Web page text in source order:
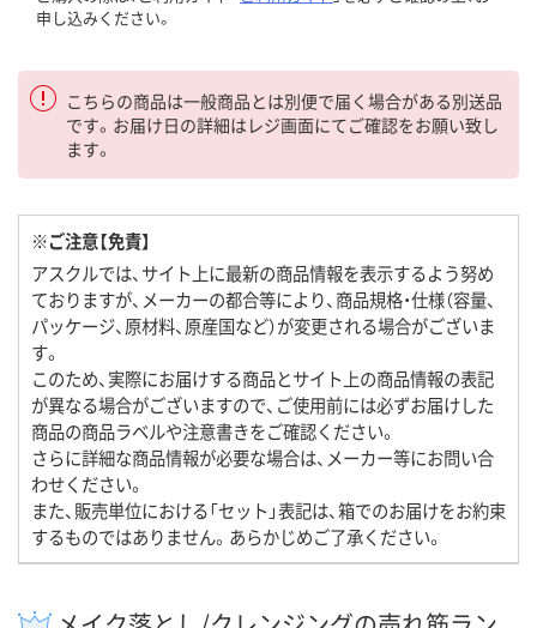
申し込みください。
こちらの商品は一般商品とは別便で届く場合がある別送品
です。お届け日の詳細はレジ画面にてご確認をお願い致し
ます。
※ご注意【免責】
アスクルでは、サイト上に最新の商品情報を表示するよう努め
ておりますが、メーカーの都合等により、商品規格・仕様（容量、
パッケージ、原材料、原産国など）が変更される場合がございま
す。
このため、実際にお届けする商品とサイト上の商品情報の表記
が異なる場合がございますので、ご使用前には必ずお届けした
商品の商品ラベルや注意書きをご確認ください。
さらに詳細な商品情報が必要な場合は、メーカー等にお問い合
わせください。
また、販売単位における「セット」表記は、箱でのお届けをお約束
するものではありません。あらかじめご了承ください。